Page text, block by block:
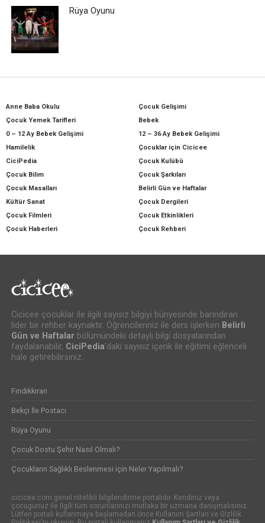
Rüya Oyunu
Anne Baba Okulu
Çocuk Gelişimi
Çocuk Yemek Tarifleri
Bebek
0 – 12 Ay Bebek Gelişimi
12 – 36 Ay Bebek Gelişimi
Hamilelik
Çocuklar için Cicicee
CiciPedia
Çocuk Kulübü
Çocuk Bilim
Çocuk Şarkıları
Çocuk Masalları
Belirli Gün ve Haftalar
Kültür Sanat
Çocuk Dergileri
Çocuk Filmleri
Çocuk Etkinlikleri
Çocuk Haberleri
Çocuk Rehberi
Cicicee çocuklar ile ilgili sayısız bilgiyi bünyesinde barındıran
lider bir rehber kaynaktır. Öğrencileriniz ile ders işlerken Belirli
Gün ve Haftalarbölümündeki detaylı bilgi dosyalarından
faydalanabilir, CiciPedia’daki sayısız içerik ile eğitimi eğlenceli
hale getirebilirsiniz.
Fındıkkıran
Bekçi İle Postacı
Rüya Oyunu
Çocuk Dostu Şehir Nasıl Olmalı?
Çocukların Sağlıklı Beslenmesi için Neler Yapılmalı?
cicicee.com genel nitelikli bilgilendirme portalıdır. Kendiniz veya
çocugunuz ile ilgili tüm sorunlarınızı mutlaka bir uzmana danışmalısınız.
Lütfen portalı kullanmaya başlamadan önce Kullanım Şartları ve Gizlilik